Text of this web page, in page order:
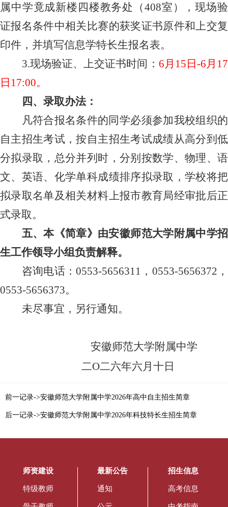
属中学竟成新楼四楼教务处（408室），现场验
证报名条件中相关比赛的获奖证书原件和上交复
印件，并填写信息学特长生报名表。
3.现场验证、上交证书时间： 6 月 15 日 -6 月 17
日 17:00。
四、录取办法：
凡符合报名条件的同学必须参加我校组织的
自主招生考试，按自主招生考试成绩从高分到低
分拟录取，总分并列时，分别按数学、物理、语
文、英语、化学单科成绩排序拟录取，学校将把
拟录取名单及相关材料上报市教育局经审批后正
式录取。
五、本《简章》由安徽师范大学附属中学招
生工作领导小组负责解释。
咨询电话：0553-5656311 ， 0553-5656372 ，
0553-5656373。
未尽事宜，另行通知。
安徽师范大学附属中学
二О二六年六月十日
前一记录->安徽师范大学附属中学2026年高中自主招生简章
后一记录->安徽师范大学附属中学2026年科技特长生招生简章
师资建设
特级教师
最新公告
通知
招生信息
高考信息